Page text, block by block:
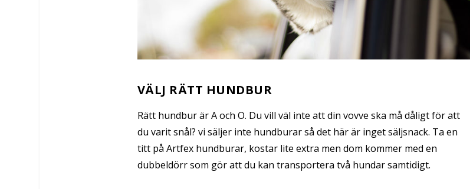
VÄLJ RÄTT HUNDBUR
Rätt hundbur är A och O. Du vill väl inte att din vovve ska må dåligt för att
du varit snål? vi säljer inte hundburar så det här är inget säljsnack. Ta en
titt på Artfex hundburar, kostar lite extra men dom kommer med en
dubbeldörr som gör att du kan transportera två hundar samtidigt.